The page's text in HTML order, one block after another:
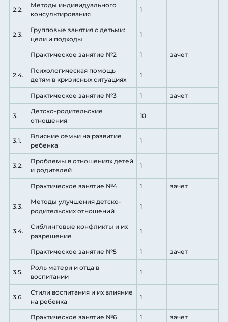
2.2.
Методы индивидуального
консультирования
1
2.3.
Групповые занятия с детьми:
цели и подходы
1
Практическое занятие №2 1 зачет
2.4.
Психологическая помощь
детям в кризисных ситуациях
1
Практическое занятие №3 1 зачет
3.
Детско-родительские
отношения
10
3.1.
Влияние семьи на развитие
ребенка
1
3.2.
Проблемы в отношениях детей
и родителей
1
Практическое занятие №4 1 зачет
3.3.
Методы улучшения детско-
родительских отношений
1
3.4.
Сиблинговые конфликты и их
разрешение
1
Практическое занятие №5 1 зачет
3.5.
Роль матери и отца в
воспитании
1
3.6.
Стили воспитания и их влияние
на ребенка
1
Практическое занятие №6 1 зачет